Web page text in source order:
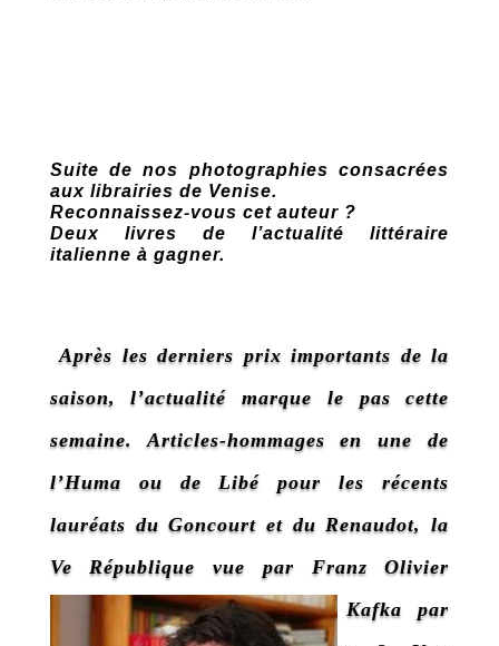
Suite de nos photographies consacrées
aux librairies de Venise.
Reconnaissez-vous cet auteur ?
Deux livres de l’actualité littéraire
italienne à gagner.
Après les derniers prix importants de la
saison, l’actualité marque le pas cette
semaine. Articles-hommages en une de
l’Huma ou de Libé pour les récents
lauréats du Goncourt et du Renaudot, la
Ve République vue par Franz Olivier
Giesbert ou les dessins de Kafka par